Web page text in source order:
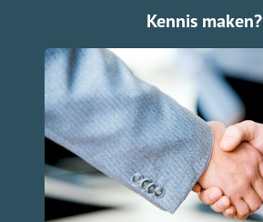
Kennis maken?